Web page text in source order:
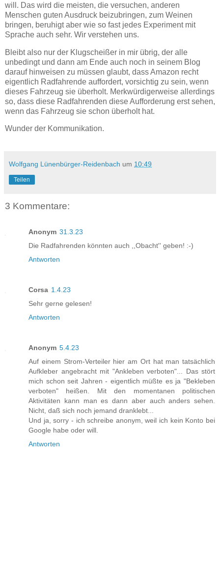
will. Das wird die meisten, die versuchen, anderen
Menschen guten Ausdruck beizubringen, zum Weinen
bringen, beruhigt aber wie so fast jedes Experiment mit
Sprache auch sehr. Wir verstehen uns.
Bleibt also nur der Klugscheißer in mir übrig, der alle
unbedingt und dann am Ende auch noch in seinem Blog
darauf hinweisen zu müssen glaubt, dass Amazon recht
eigentlich Radfahrende auffordert, vorsichtig zu sein, wenn
dieses Fahrzeug sie überholt. Merkwürdigerweise allerdings
so, dass diese Radfahrenden diese Aufforderung erst sehen,
wenn das Fahrzeug sie schon überholt hat.
Wunder der Kommunikation.
Wolfgang Lünenbürger-Reidenbach um 10:49
Teilen
3 Kommentare:
Anonym 31.3.23
Die Radfahrenden könnten auch ,,Obacht'' geben! :-)
Antworten
Corsa 1.4.23
Sehr gerne gelesen!
Antworten
Anonym 5.4.23
Auf einem Strom-Verteiler hier am Ort hat man tatsächlich
Aufkleber angebracht mit "Ankleben verboten"... Das stört
mich schon seit Jahren - eigentlich müßte es ja "Bekleben
verboten" heißen. Mit den momentanen politischen
Aktivitäten kann man es dann aber auch anders sehen.
Nicht, daß sich noch jemand dranklebt...
Und ja, sorry - ich schreibe anonym, weil ich kein Konto bei
Google habe oder will.
Antworten